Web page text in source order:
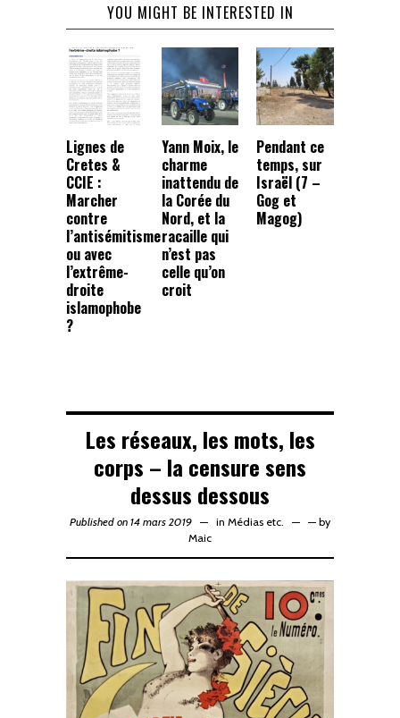
YOU MIGHT BE INTERESTED IN
Lignes de
Cretes &
CCIE :
Marcher
contre
l’antisémitisme
ou avec
l’extrême-
droite
islamophobe
?
Yann Moix, le
charme
inattendu de
la Corée du
Nord, et la
racaille qui
n’est pas
celle qu’on
croit
Pendant ce
temps, sur
Israël (7 –
Gog et
Magog)
Les réseaux, les mots, les
corps – la censure sens
dessus dessous
Published on 14 mars 2019 in Médias etc. — by
Maic